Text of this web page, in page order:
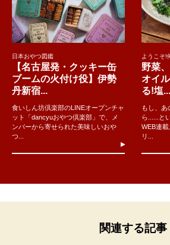
日本おやつ図鑑
【名古屋発・クッキー缶
ブームの火付け役】伊勢
丹新宿...
食いしん坊倶楽部のLINEオープンチャ
ット「dancyuおやつ倶楽部」で、メ
ンバーから寄せられた美味しいおや
つ...
ようこそ!
野菜
オイ
る!塩...
もし、あ
ら......と
WEB連
リ...
関連する記事